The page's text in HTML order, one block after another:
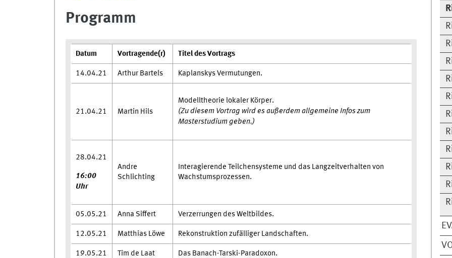
Programm
Datum Vortragende(r) Titel des Vortrags
14.04.21 Arthur Bartels Kaplanskys Vermutungen.
21.04.21 Martin Hils
Modelltheorie lokaler Körper.
(Zu diesem Vortrag wird es außerdem allgemeine Infos zum
Masterstudium geben.)
28.04.21
16:00
Uhr
Andre
Schlichting
Interagierende Teilchensysteme und das Langzeitverhalten von
Wachstumsprozessen.
05.05.21 Anna Siffert Verzerrungen des Weltbildes.
12.05.21 Matthias Löwe Rekonstruktion zufälliger Landschaften.
19.05.21 Tim de Laat Das Banach-Tarski-Paradoxon.